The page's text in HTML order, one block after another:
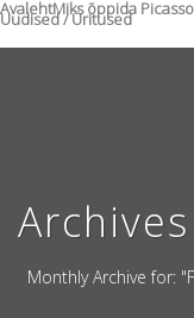
AvalehtMiks õppida
Uudised / Üritused
Archives
Monthly Archive for: